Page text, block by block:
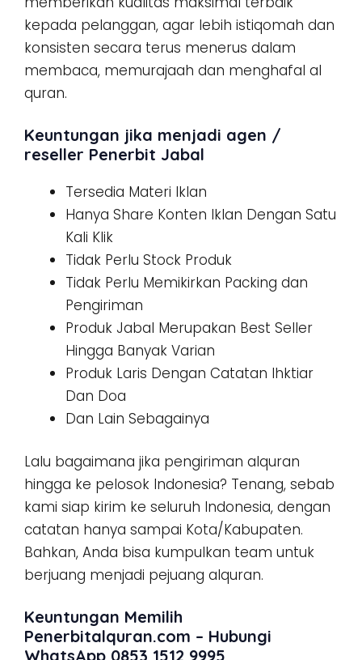
kepada pelanggan, agar lebih istiqomah dan
konsisten secara terus menerus dalam
membaca, memurajaah dan menghafal al
quran.
Keuntungan jika menjadi agen /
reseller Penerbit Jabal
Tersedia Materi Iklan
Hanya Share Konten Iklan Dengan Satu
Kali Klik
Tidak Perlu Stock Produk
Tidak Perlu Memikirkan Packing dan
Pengiriman
Produk Jabal Merupakan Best Seller
Hingga Banyak Varian
Produk Laris Dengan Catatan Ihktiar
Dan Doa
Dan Lain Sebagainya
Lalu bagaimana jika pengiriman alquran
hingga ke pelosok Indonesia? Tenang, sebab
kami siap kirim ke seluruh Indonesia, dengan
catatan hanya sampai Kota/Kabupaten.
Bahkan, Anda bisa kumpulkan team untuk
berjuang menjadi pejuang alquran.
Keuntungan Memilih
Penerbitalquran.com – Hubungi
WhatsApp 0853 1512 9995